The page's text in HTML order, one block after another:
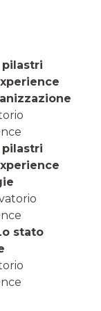
pilastri
pilastri
stato